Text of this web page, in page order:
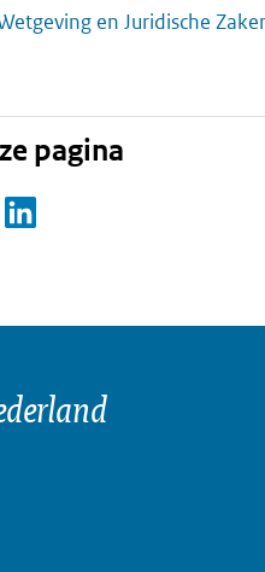
en Juridische
pagina